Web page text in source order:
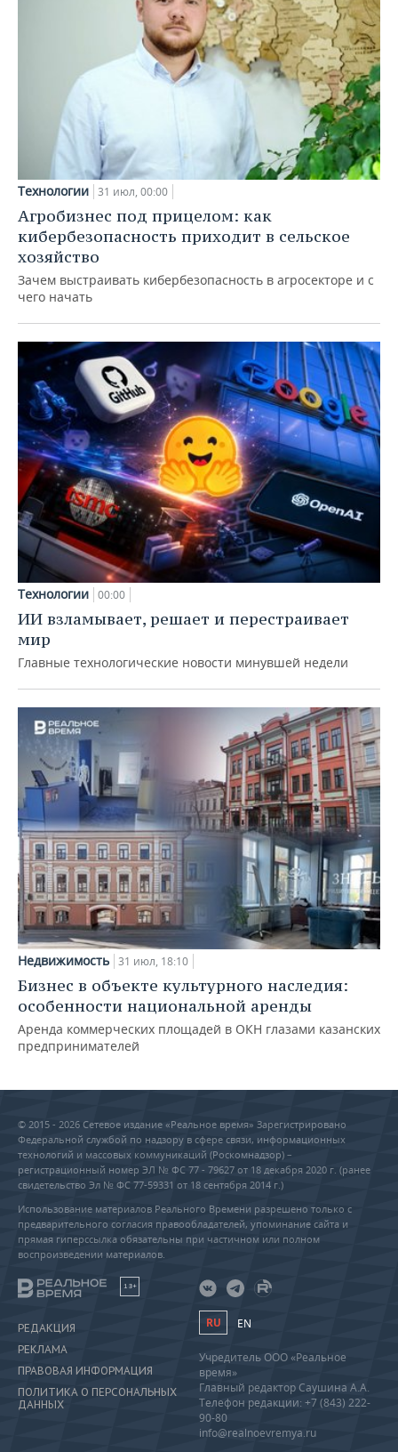
Технологии 31 июл, 00:00
Агробизнес под прицелом: как
кибербезопасность приходит в сельское
хозяйство
Зачем выстраивать кибербезопасность в агросекторе и с
чего начать
Технологии 00:00
ИИ взламывает, решает и перестраивает
мир
Главные технологические новости минувшей недели
Недвижимость 31 июл, 18:10
Бизнес в объекте культурного наследия:
особенности национальной аренды
Аренда коммерческих площадей в ОКН глазами казанских
предпринимателей
© 2015 - 2026 Сетевое издание «Реальное время» Зарегистрировано
Федеральной службой по надзору в сфере связи, информационных
технологий и массовых коммуникаций (Роскомнадзор) –
регистрационный номер ЭЛ № ФС 77 - 79627 от 18 декабря 2020 г. (ранее
свидетельство Эл № ФС 77-59331 от 18 сентября 2014 г.)
Использование материалов Реального Времени разрешено только с
предварительного согласия правообладателей, упоминание сайта и
прямая гиперссылка обязательны при частичном или полном
воспроизведении материалов.
18+
РЕДАКЦИЯ
РЕКЛАМА
ПРАВОВАЯ ИНФОРМАЦИЯ
ПОЛИТИКА О ПЕРСОНАЛЬНЫХ
ДАННЫХ
RU EN
Учредитель ООО «Реальное
время»
Главный редактор Саушина А.А.
Телефон редакции: +7 (843) 222-
90-80
info@realnoevremya.ru